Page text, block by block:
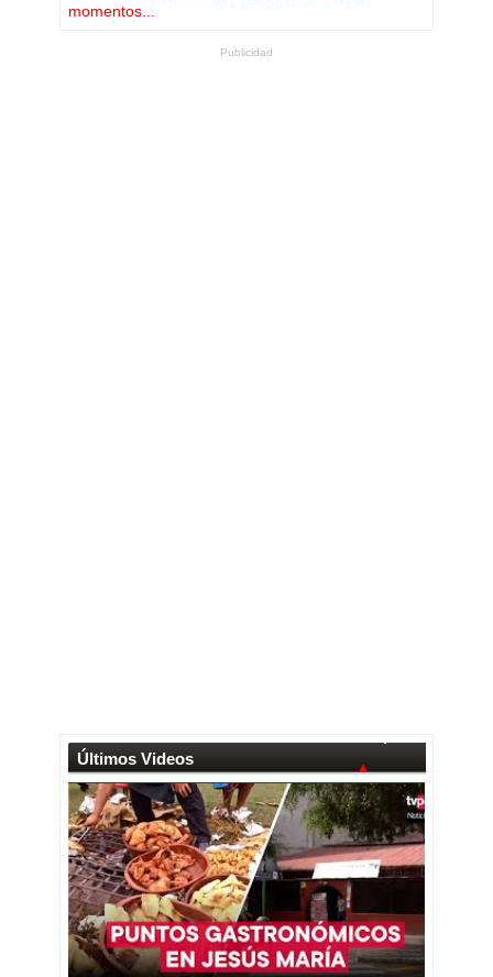
momentos...
Publicidad
Últimos Videos